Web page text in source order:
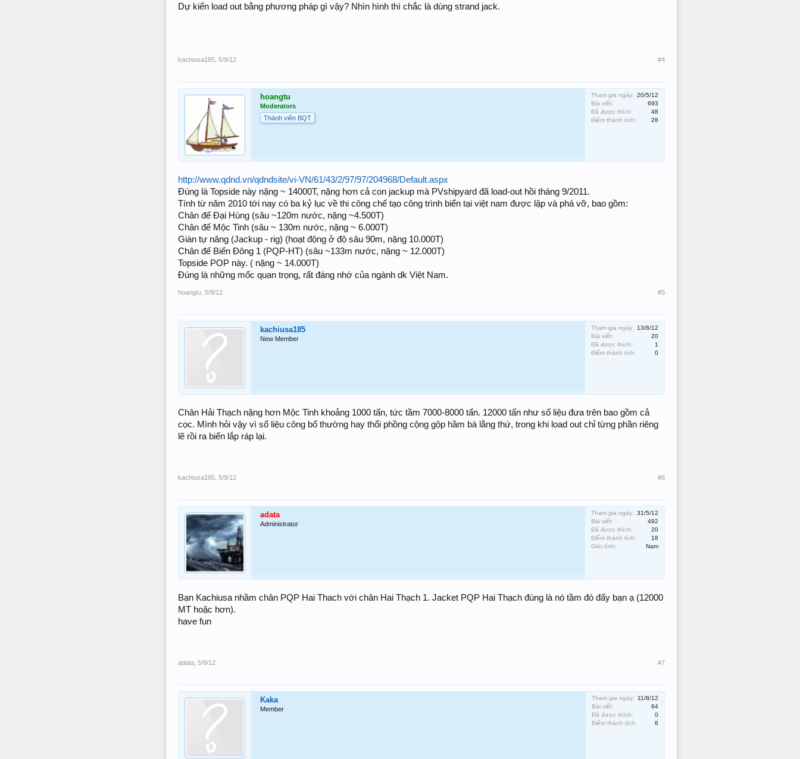
Dự kiến load out bằng phương pháp gì vậy? Nhìn hình thì chắc là dùng strand jack.
kachiusa185 5/9/12 #4
hoangtu
Moderators
Thành viên BQT
Tham gia ngày: 20/5/12
Bài viết:
693
Đã được thích:
48
Điểm thành tích:
28
http://www.qdnd.vn/qdndsite/vi-VN/61/43/2/97/97/204968/Default.aspx
Đúng là Topside này nặng ~ 14000T, nặng hơn cả con jackup mà PVshipyard đã load-out hồi tháng 9/2011.
Tính từ năm 2010 tới nay có ba kỷ lục về thi công chế tạo công trình biển tại việt nam được lập và phá vỡ, bao gồm:
Chân đế Đại Hùng (sâu ~120m nước, nặng ~4.500T)
Chân đế Mộc Tinh (sâu ~ 130m nước, nặng ~ 6.000T)
Giàn tự nâng (Jackup - rig) (hoạt động ở độ sâu 90m, nặng 10.000T)
Chân đế Biển Đông 1 (PQP-HT) (sâu ~133m nước, nặng ~ 12.000T)
Topside POP này. ( nặng ~ 14.000T)
Đúng là những mốc quan trọng, rất đáng nhớ của ngành dk Việt Nam.
hoangtu 5/9/12 #5
kachiusa185
New Member
Tham gia ngày:
13/6/12
Bài viết:
20
Đã được thích:
1
Điểm thành tích:
0
Chân Hải Thạch nặng hơn Mộc Tinh khoảng 1000 tấn, tức tầm 7000-8000 tấn. 12000 tấn như số liệu đưa trên bao gồm cả
cọc. Mình hỏi vậy vì số liệu công bố thường hay thổi phồng cộng gộp hầm bà lằng thứ, trong khi load out chỉ từng phần riêng
lẽ rồi ra biển lắp ráp lại.
kachiusa185 5/9/12 #6
adata
Administrator
Tham gia ngày: 31/5/12
Bài viết:
492
Đã được thích:
20
Điểm thành tích:
18
Giới tính:
Nam
Bạn Kachiusa nhầm chân PQP Hai Thach với chân Hai Thạch 1. Jacket PQP Hai Thạch đúng là nó tầm đó đấy bạn ạ (12000
MT hoặc hơn).
have fun
adata 5/9/12 #7
Kaka
Member
Tham gia ngày:
11/8/12
Bài viết:
64
Đã được thích:
0
Điểm thành tích:
6